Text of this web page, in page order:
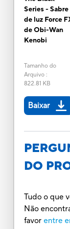
Series - Sabre
de luz Force
de Obi-Wan
Kenobi
Tamanho do
Arquivo:
822.81 KB
Baixar
DO
Tudo o que
Não
favor entre